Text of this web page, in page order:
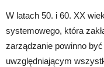
W latach 50. i 60. XX
systemowego, która
zarządzanie powinno
uwzględniającym